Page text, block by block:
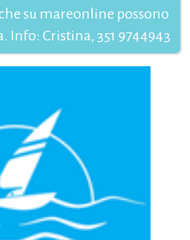
su mareonline possono
Cristina, 351 9744943